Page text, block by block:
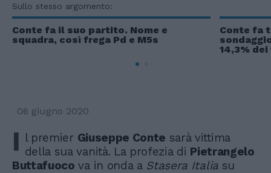
Sullo stesso argomento:
Conte fa il suo partito. Nome e
squadra, così frega Pd e M5s
Conte fa
14,3%
06 giugno 2020
I l premier Giuseppe Conte sarà vittima
della sua vanità. La profezia di Pietrangelo
Buttafuoco va in onda a Stasera Italia su